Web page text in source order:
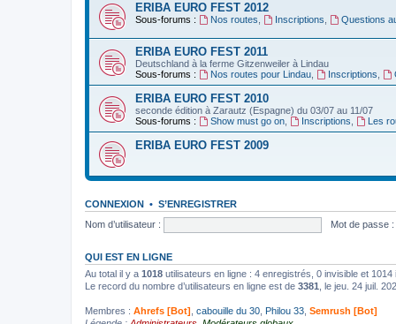
ERIBA EURO FEST 2012
Sous-forums : Nos routes Inscriptions Questions
ERIBA EURO FEST 2011
Deutschland‏ à la ferme Gitzenweiler à Lindau
Sous-forums :
Nos routes pour Lindau, Inscriptions
ERIBA EURO FEST 2010
seconde édition à Zarautz (Espagne) du 03/07 au 11/07
Sous-forums :
Show must go on, Inscriptions Les
ERIBA EURO FEST 2009
CONNEXION • S’ENREGISTRER
Nom d’utilisateur :
Mot de passe :
QUI EST EN LIGNE
Au total il y a 1018 utilisateurs en ligne : 4 enregistrés, 0 invisible et
Le record du nombre d’utilisateurs en ligne est de 3381 , le jeu. 24 juil.
Membres : Ahrefs [Bot] cabouille du 30 Philou 33 Semrush [Bot]